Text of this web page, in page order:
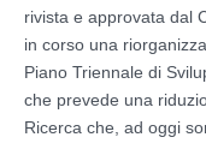
rivista e approvata dal
in corso una
Piano Triennale di
che prevede una
Ricerca che, ad oggi